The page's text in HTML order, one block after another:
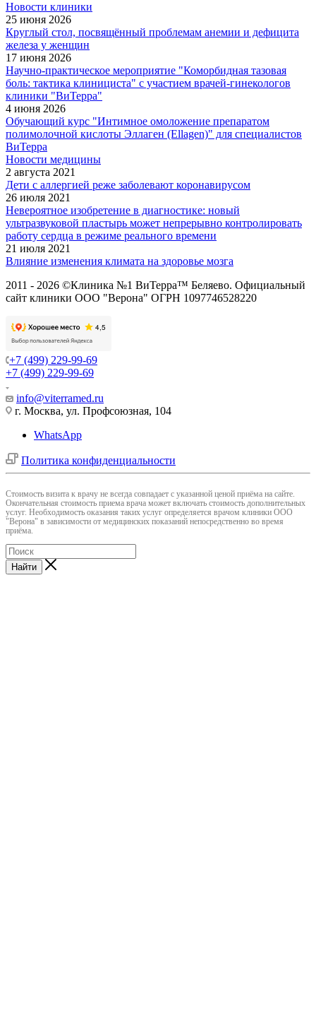
Новости клиники
25 июня 2026
Круглый стол, посвящённый проблемам анемии и дефицита
железа у женщин
17 июня 2026
Научно-практическое мероприятие "Коморбидная тазовая
боль: тактика клинициста" с участием врачей-гинекологов
клиники "ВиТерра"
4 июня 2026
Обучающий курс "Интимное омоложение препаратом
полимолочной кислоты Эллаген (Ellagen)" для специалистов
ВиТерра
Новости медицины
2 августа 2021
Дети с аллергией реже заболевают коронавирусом
26 июля 2021
Невероятное изобретение в диагностике: новый
ультразвуковой пластырь может непрерывно контролировать
работу сердца в режиме реального времени
21 июля 2021
Влияние изменения климата на здоровье мозга
2011 - 2026 ©Клиника №1 ВиТерра™ Беляево. Официальный
сайт клиники ООО "Верона" ОГРН 1097746528220
+7 (499) 229-99-69
+7 (499) 229-99-69
info@viterramed.ru
г. Москва, ул. Профсоюзная, 104
WhatsApp
Политика конфиденциальности
Cтоимость визита к врачу не всегда совпадает с указанной ценой приёма на сайте.
Окончательная стоимость приема врача может включать стоимость дополнительных
услуг. Необходимость оказания таких услуг определяется врачом клиники ООО
"Верона" в зависимости от медицинских показаний непосредственно во время
приёма.
Найти